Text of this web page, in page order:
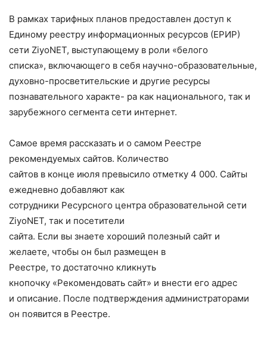
В рамках тарифных планов предоставлен доступ к
Единому реестру информационных ресурсов (ЕРИР)
сети ZiyoNET, выступающему в роли «белого
списка», включающего в себя научно-образовательные,
духовно-просветительские и другие ресурсы
познавательного характе- ра как национального, так и
зарубежного сегмента сети интернет.
Самое время рассказать и о самом Реестре
рекомендуемых сайтов. Количество
сайтов в конце июля превысило отметку 4 000. Сайты
ежедневно добавляют как
сотрудники Ресурсного центра образовательной сети
ZiyoNET, так и посетители
сайта. Если вы знаете хороший полезный сайт и
желаете, чтобы он был размещен в
Реестре, то достаточно кликнуть
кнопочку «Рекомендовать сайт» и внести его адрес
и описание. После подтверждения администраторами
он появится в Реестре.